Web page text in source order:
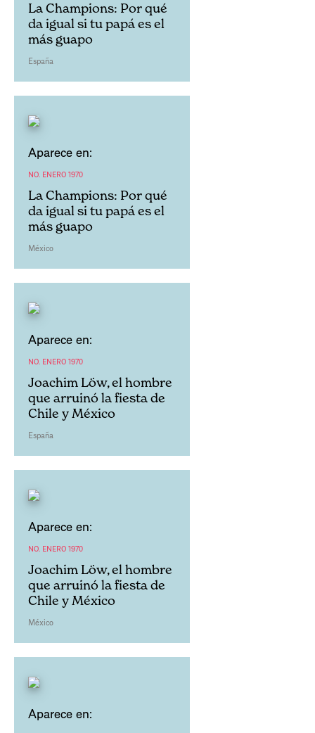
La Champions: Por qué
da igual si tu papá es el
más guapo
España
Aparece en:
NO. ENERO 1970
La Champions: Por qué
da igual si tu papá es el
más guapo
México
Aparece en:
NO. ENERO 1970
Joachim Löw, el hombre
que arruinó la fiesta de
Chile y México
España
Aparece en:
NO. ENERO 1970
Joachim Löw, el hombre
que arruinó la fiesta de
Chile y México
México
Aparece en: